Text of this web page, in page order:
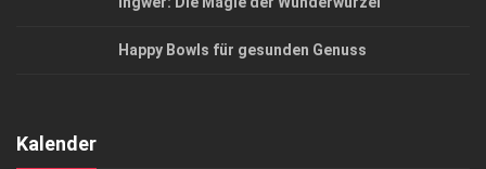
Happy Bowls für gesunden Genuss
Kalender